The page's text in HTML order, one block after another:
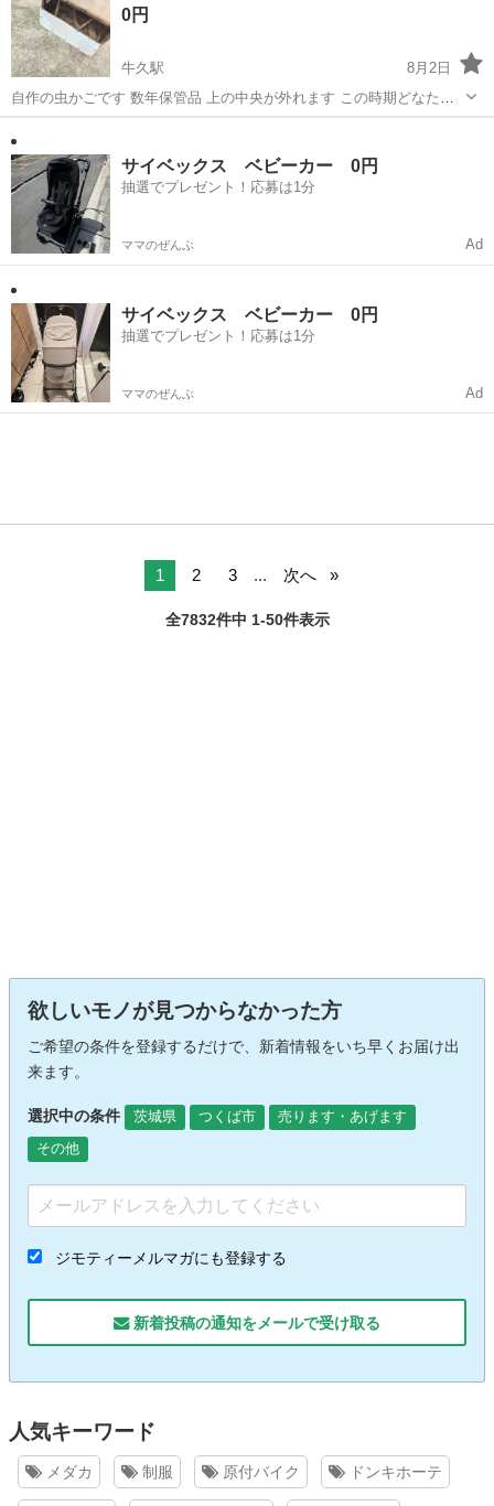
です。鉄筋棒を納入先別に種...
0円
牛久駅
8月2日
自作の虫かごです 数年保管品 上の中央が外れます この時期どなたか
いかがでしょうか 77×50cm高さ56cm 大きいです 子供うけします
誰もいなければ解体します。
サイベックス ベビーカー 0円
抽選でプレゼント！応募は1分
ママのぜんぶ Ad
サイベックス ベビーカー 0円
抽選でプレゼント！応募は1分
ママのぜんぶ Ad
1 2 3 ... 次へ
全7832件中 1-50件表示
欲しいモノが見つからなかった方
ご希望の条件を登録するだけで、新着情報をいち早くお届け出
来ます。
選択中の条件 茨城県 つくば市
売ります・あげます
その他
ジモティーメルマガにも登録する
新着投稿の通知をメールで受け取る
人気キーワード
メダカ 制服 原付バイク ドンキホーテ